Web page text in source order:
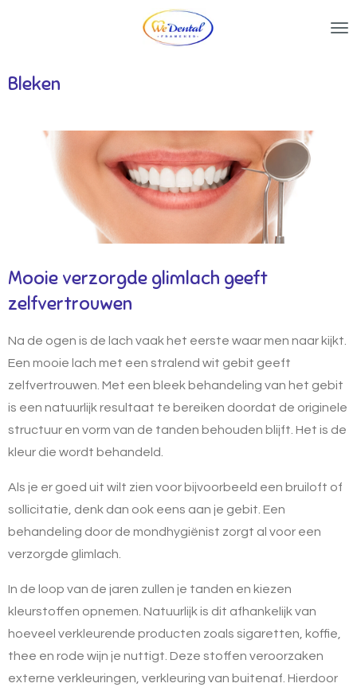
de
Bleken
Mooie verzorgde glimlach geeft
zelfvertrouwen
Na de ogen is de lach vaak het eerste waar men naar kijkt.
Een mooie lach met een stralend wit gebit geeft
zelfvertrouwen. Met een bleek behandeling van het gebit
is een natuurlijk resultaat te bereiken doordat de originele
structuur en vorm van de tanden behouden blijft. Het is de
kleur die wordt behandeld.
Als je er goed uit wilt zien voor bijvoorbeeld een bruiloft of
sollicitatie, denk dan ook eens aan je gebit. Een
behandeling door de mondhygiënist zorgt al voor een
verzorgde glimlach.
In de loop van de jaren zullen je tanden en kiezen
kleurstoffen opnemen. Natuurlijk is dit afhankelijk van
hoeveel verkleurende producten zoals sigaretten, koffie,
thee en rode wijn je nuttigt. Deze stoffen veroorzaken
externe verkleuringen, verkleuring van buitenaf. Hierdoor